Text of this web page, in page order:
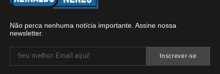
Não perca nenhuma notícia importante. Assine nossa
newsletter.
Inscrever-se